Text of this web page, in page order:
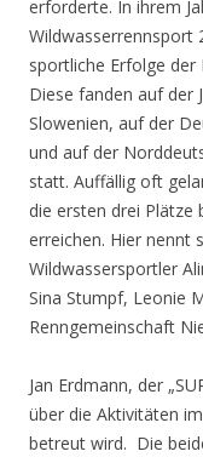
erforderte. In ihrem
Wildwasserrennsport
sportliche Erfolge der
Diese fanden auf der
Slowenien, auf der
und auf der
statt. Auffällig oft
die ersten drei Plätze
erreichen. Hier nennt
Wildwassersportler
Sina Stumpf, Leonie
Renngemeinschaft
Jan Erdmann, der
über die Aktivitäten
betreut wird. Die